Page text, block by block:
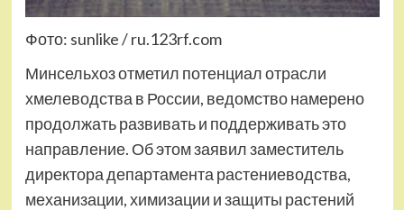
Фото: sunlike / ru.123rf.com
Минсельхоз отметил потенциал отрасли
хмелеводства в России, ведомство намерено
продолжать развивать и поддерживать это
направление. Об этом заявил заместитель
директора департамента растениеводства,
механизации, химизации и защиты растений